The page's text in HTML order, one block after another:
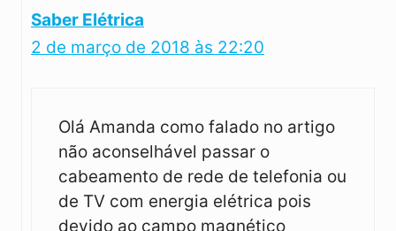
Saber Elétrica
2 de março de 2018 às 22:20
Olá Amanda como falado no artigo
não aconselhável passar o
cabeamento de rede de telefonia ou
de TV com energia elétrica pois
devido ao campo magnético